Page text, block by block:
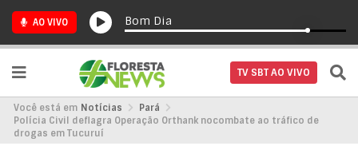
AO VIVO Bom Dia
TV SBT AO VIVO
Você está em Notícias
Pará
Polícia Civil deflagra Operação Orthank nocombate ao tráfico de
drogas em Tucuruí